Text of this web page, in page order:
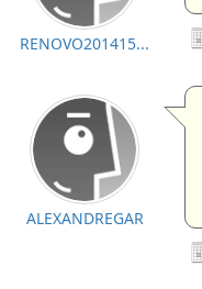
RENOVO201415...
ALEXANDREGAR